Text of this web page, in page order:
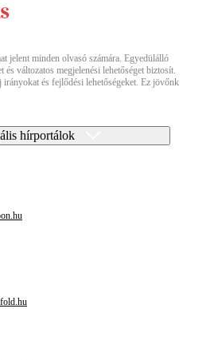
jelent minden olvasó számára. Egyedülálló
és változatos megjelenési lehetőséget biztosít.
irányokat és fejlődési lehetőségeket. Ez jövőnk
hírportálok